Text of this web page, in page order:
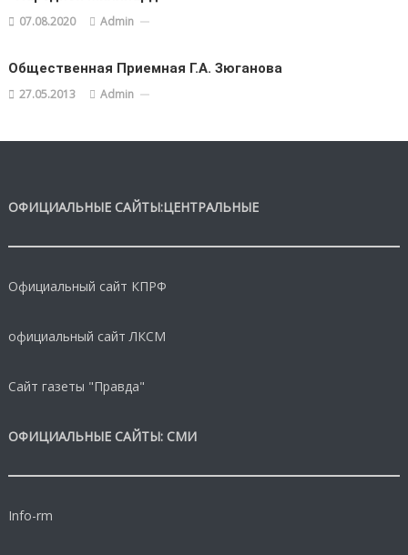
07.08.2020 Admin
Общественная Приемная Г.А. Зюганова
27.05.2013 Admin
ОФИЦИАЛЬНЫЕ САЙТЫ:ЦЕНТРАЛЬНЫЕ
Официальный сайт КПРФ
официальный сайт ЛКСМ
Сайт газеты "Правда"
ОФИЦИАЛЬНЫЕ САЙТЫ: СМИ
Info-rm